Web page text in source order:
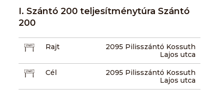
I. Szántó 200 teljesítménytúra Szántó
200
Rajt
2095 Pilisszántó Kossuth
Lajos utca
Cél
2095 Pilisszántó Kossuth
Lajos utca